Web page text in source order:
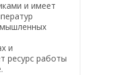
и имеет
и
ресурс работы